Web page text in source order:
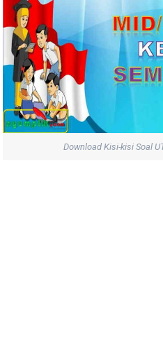
Download Kisi-kisi Soal